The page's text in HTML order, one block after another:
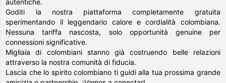
autentiche.
Goditi la nostra piattaforma completamente gratuita
sperimentando il leggendario calore e cordialità colombiana.
Nessuna tariffa nascosta, solo opportunità genuine per
connessioni significative.
Migliaia di colombiani stanno già costruendo belle relazioni
attraverso la nostra comunità di fiducia.
Lascia che lo spirito colombiano ti guidi alla tua prossima grande